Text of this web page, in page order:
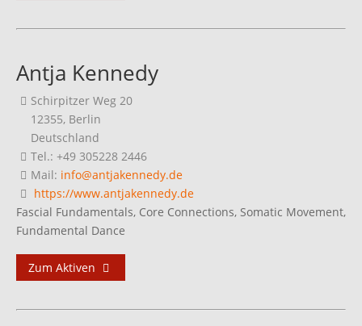
Antja Kennedy
Schirpitzer Weg 20
12355, Berlin
Deutschland
Tel.: +49 305228 2446
Mail: info@antjakennedy.de
https://www.antjakennedy.de
Fascial Fundamentals, Core Connections, Somatic Movement,
Fundamental Dance
Zum Aktiven